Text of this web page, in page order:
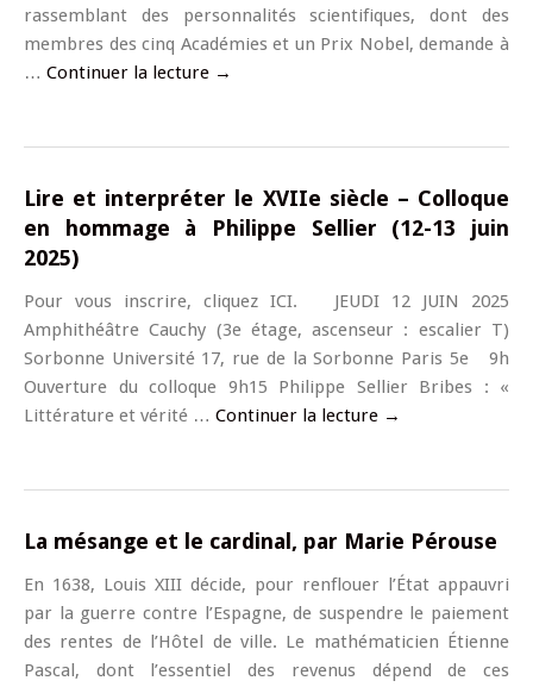
rassemblant des personnalités scientifiques, dont des
membres des cinq Académies et un Prix Nobel, demande à
… Continuer la lecture →
Lire et interpréter le XVIIe siècle – Colloque
en hommage à Philippe Sellier (12-13 juin
2025)
Pour vous inscrire, cliquez ICI. JEUDI 12 JUIN 2025
Amphithéâtre Cauchy (3e étage, ascenseur : escalier T)
Sorbonne Université 17, rue de la Sorbonne Paris 5e 9h
Ouverture du colloque 9h15 Philippe Sellier Bribes : «
Littérature et vérité … Continuer la lecture →
La mésange et le cardinal, par Marie Pérouse
En 1638, Louis XIII décide, pour renflouer l’État appauvri
par la guerre contre l’Espagne, de suspendre le paiement
des rentes de l’Hôtel de ville. Le mathématicien Étienne
Pascal, dont l’essentiel des revenus dépend de ces